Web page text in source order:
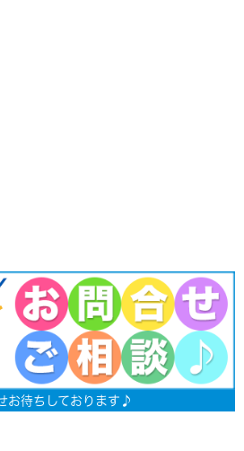
お待ちしております♪